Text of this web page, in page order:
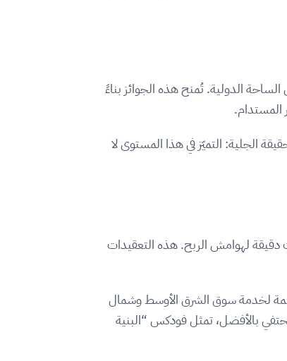
الساحة الدولية. تُمنح هذه الجوائز بناءً
المستدام.
الجلية: التميّز في هذا المستوى لا
دقيقة لهوامش الربح. هذه التعقيدات
لخدمة سوق الشرق الأوسط وشمال
بالأفضل، تمثل فودكس “البنية